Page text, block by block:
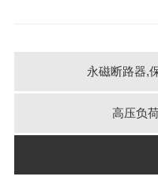
永磁断路器,
高压负